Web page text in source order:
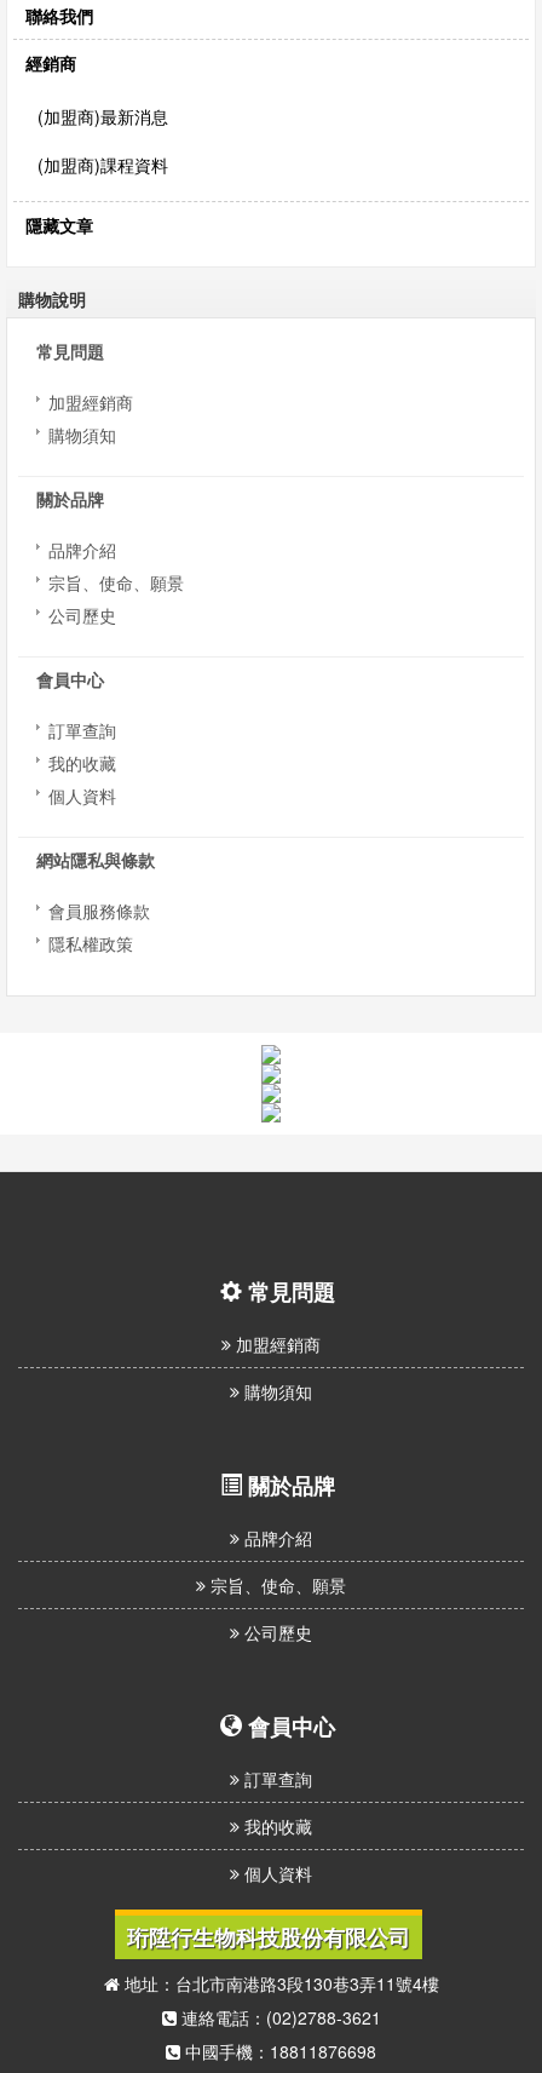
聯絡我們
經銷商
(加盟商)最新消息
(加盟商)課程資料
隱藏文章
購物說明
常見問題
加盟經銷商
購物須知
關於品牌
品牌介紹
宗旨、使命、願景
公司歷史
會員中心
訂單查詢
我的收藏
個人資料
網站隱私與條款
會員服務條款
隱私權政策
常見問題
加盟經銷商
購物須知
關於品牌
品牌介紹
宗旨、使命、願景
公司歷史
會員中心
訂單查詢
我的收藏
個人資料
珩陞行生物科技股份有限公司
地址：台北市南港路3段130巷3弄11號4樓
連絡電話：(02)2788-3621
中國手機：18811876698